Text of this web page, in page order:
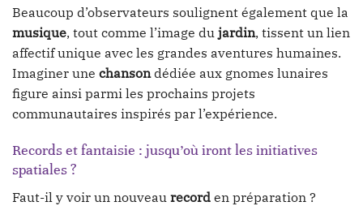
Beaucoup d’observateurs soulignent également que la
musique, tout comme l’image du jardin, tissent un lien
affectif unique avec les grandes aventures humaines.
Imaginer une chansondédiée aux gnomes lunaires
figure ainsi parmi les prochains projets
communautaires inspirés par l’expérience.
Records et fantaisie : jusqu’où iront les initiatives
spatiales ?
Faut-il y voir un nouveau record en préparation ?